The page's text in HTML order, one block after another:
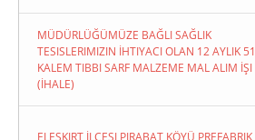
MÜDÜRLÜĞÜMÜZE BAĞLI SAĞLIK
TESISLERIMIZIN İHTIYACI OLAN 12 AYLIK 51
KALEM TIBBI SARF MALZEME MAL ALIM İŞI
(İHALE)
ELEŞKIRT İLÇESI PIRABAT KÖYÜ PREFABRIK